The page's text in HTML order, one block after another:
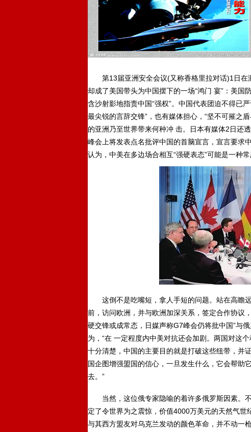
第13届亚洲安全会议(又称香格里拉对话)1日在
却成了美国带头为中国摆下的一场“鸿门 宴”：美国
含沙射影地指责中国“强权”。中国代表团迫不得已
最尖锐的言辞交锋”，也有媒体担心，“坚不可摧之
的亚洲乃至世界带来何种冲 击。日本有媒体2日还
峰会上将发表点名批评中国的首脑宣言，宣言要求
认为，中美在多边场合相互“强硬表态”可能是一种
这倒不是吃嘴短，拿人手短的问题。站在高瞻
前，访问欧洲，并与欧洲加深关系，签定合作协议
硬交锋或成常态，日媒声称G7峰会仍将批中国”与
为，“在 一定程度内中美对抗还会加剧。两国对这
十分清楚，中国的主要目的就是打破这些纽带，并
国企图增强盟国的信心，一旦发生什么，它会帮助
去。”
当然，这位俄专家隐喻的着许多俄罗斯因素。
定了令世界为之震惊，价值4000万美元的天然气
与其西方盟友对乌克兰发动的颜色革命，并不动一